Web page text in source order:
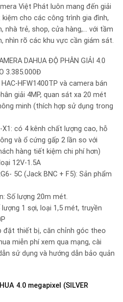
Việt Phát luôn mang đến giải
cho các công trình gia đình,
nhà trẻ, shop, cửa hàng,… với tầm
nhìn rõ các khu vực cần giám sát.
DAHUA ĐỘ PHÂN GIẢI 4.0
3.385.000Đ
HFW1400TP và camera bán
giải 4MP, quan sát xa 20 mét
minh (thích hợp sử dụng trong
X1: có 4 kênh chất lượng cao, hỗ
và ổ cứng gấp 2 lần so với
hàng tiết kiệm chi phí hơn)
12V-1.5A
5C (Jack BNC + F5): Sản phẩm
Số lượng 20m mét.
lượng 1 sợi, loại 1,5 mét, truyền
đặt thiết bị, căn chỉnh góc theo
miễn phí xem qua mạng, cài
sử dụng và hướng dẫn bảo quản
4.0 megapixel (SILVER